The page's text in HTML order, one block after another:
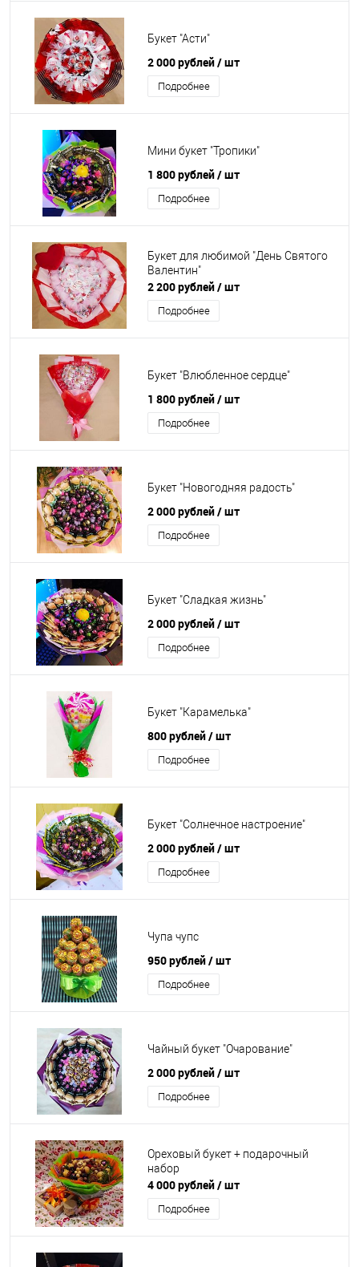
Букет "Асти"
2 000 рублей/ шт
Подробнее
Мини букет "Тропики"
1 800 рублей/ шт
Подробнее
Букет для любимой "День Святого
Валентин"
2 200 рублей/ шт
Подробнее
Букет "Влюбленное сердце"
1 800 рублей/ шт
Подробнее
Букет "Новогодняя радость"
2 000 рублей/ шт
Подробнее
Букет "Сладкая жизнь"
2 000 рублей/ шт
Подробнее
Букет "Карамелька"
800 рублей/ шт
Подробнее
Букет "Солнечное настроение"
2 000 рублей/ шт
Подробнее
Чупа чупс
950 рублей/ шт
Подробнее
Чайный букет "Очарование"
2 000 рублей/ шт
Подробнее
Ореховый букет + подарочный
набор
4 000 рублей/ шт
Подробнее